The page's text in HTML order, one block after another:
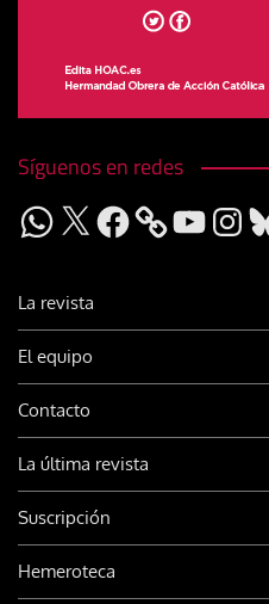
Síguenos en redes
WhatsApp
X Facebook YouTube
La revista
El equipo
Contacto
La última revista
Suscripción
Hemeroteca